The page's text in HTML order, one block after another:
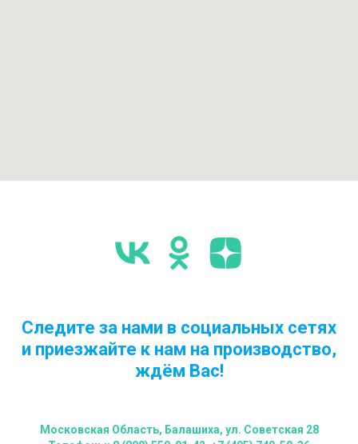
Следите за нами в социальных сетях
и приезжайте к нам на производство,
ждём Вас!
Московская Область, Балашиха, ул. Советская 28